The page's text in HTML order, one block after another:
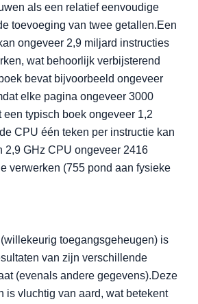
als een relatief eenvoudige
toevoeging van twee getallen.Een
ongeveer 2,9 miljard instructies
wat behoorlijk verbijsterend
bevat bijvoorbeeld ongeveer
elke pagina ongeveer 3000
een typisch boek ongeveer 1,2
CPU één teken per instructie kan
2,9 GHz CPU ongeveer 2416
verwerken (755 pond aan fysieke
toegangsgeheugen) is
van zijn verschillende
(evenals andere gegevens).Deze
is vluchtig van aard, wat betekent